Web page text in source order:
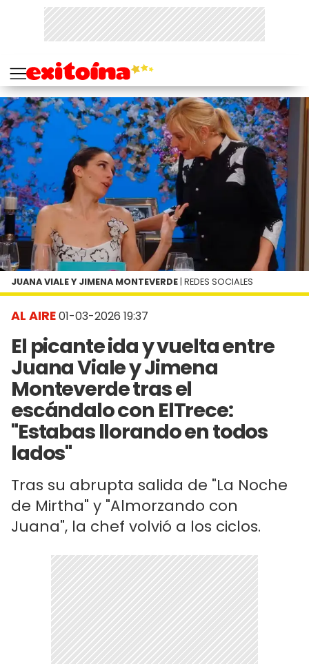
AL AIRE01-03-2026 19:37
El picante ida y vuelta entre
Juana Viale y Jimena
Monteverde tras el
escándalo con ElTrece:
"Estabas llorando en todos
lados"
Tras su abrupta salida de "La Noche
de Mirtha" y "Almorzando con
Juana", la chef volvió a los ciclos.
JUANA VIALE Y JIMENA MONTEVERDE | REDES SOCIALES